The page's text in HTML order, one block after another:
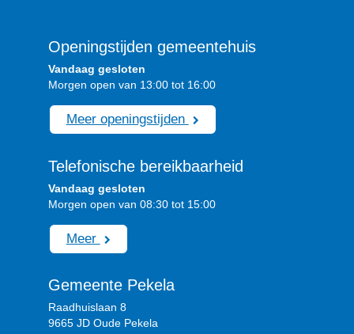
Openingstijden gemeentehuis
Vandaag gesloten
Morgen open van 13:00 tot 16:00
Meer openingstijden
Telefonische bereikbaarheid
Vandaag gesloten
Morgen open van 08:30 tot 15:00
Meer
Gemeente Pekela
Raadhuislaan 8
9665 JD Oude Pekela